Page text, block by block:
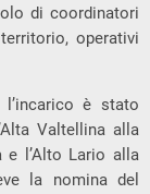
di coordinatori
operativi
è stato
Valtellina alla
e l’Alto Lario alla
la nomina del